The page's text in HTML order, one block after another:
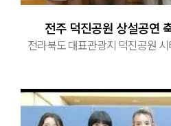
전주 덕진공원 상설공연
전라북도 대표관광지 덕진공원 시티투어 및 문화예술공연 #전라북도 #